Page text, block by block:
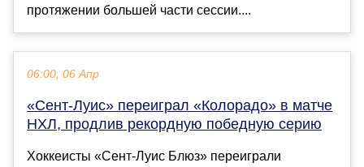
протяжении большей части сессии....
06:00, 06 Апр
«Сент‑Луис» переиграл «Колорадо» в матче
НХЛ, продлив рекордную победную серию
Хоккеисты «Сент‑Луис Блюз» переиграли